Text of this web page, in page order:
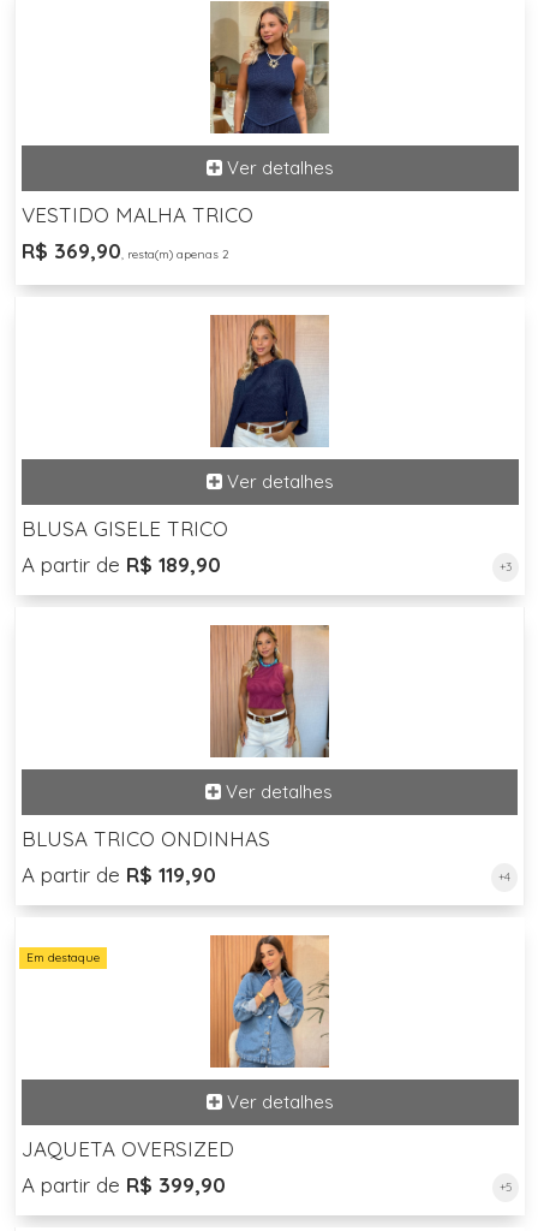
VESTIDO MALHA TRICO
R$ 369,90, resta(m) apenas 2
BLUSA GISELE TRICO
A partir de R$ 189,90 +3
BLUSA TRICO ONDINHAS
A partir de R$ 119,90 +4
Em destaque
JAQUETA OVERSIZED
A partir de R$ 399,90 +5